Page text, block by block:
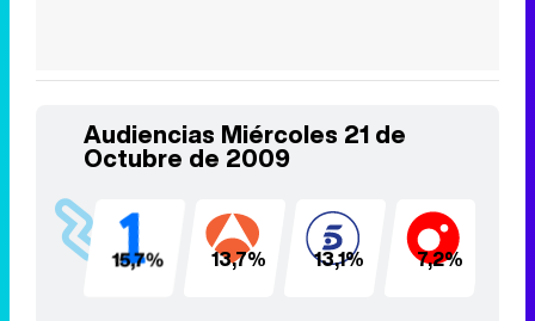
Audiencias Miércoles 21 de
Octubre de 2009
15,7% 13,7% 13,1% 7,2%